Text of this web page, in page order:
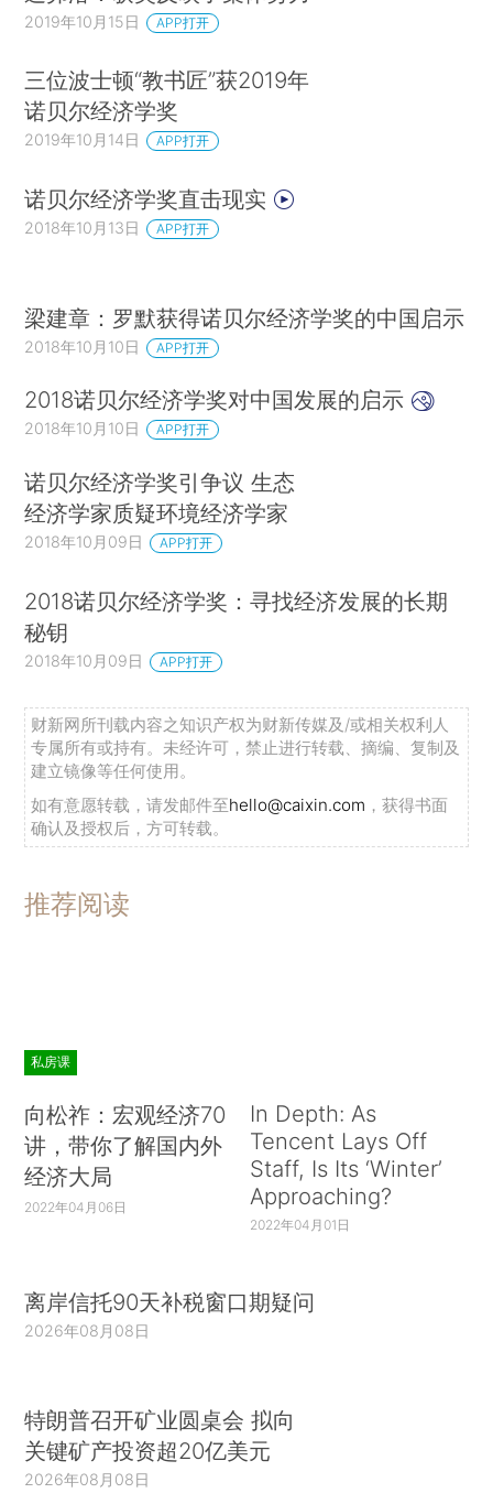
家的声誉。
7.约翰·凯恩斯（John Keynes，1946年去
世）。可以说是英国20世纪最著名的经济学家，他
对宏观经济理论（“凯恩斯经济学”）、经济周期、
他的专著《就业、利息和货币通论》（1936），巩
固了他作为有史以来最重要的经济学家之一的地
8.欧文·费雪（Irving Fisher，1947年去世）。
一位新古典经济学家，受到该领域众多巨擘的称
赞。费雪涉足许多经济领域，包括效用理论、一般
均衡、货币理论，以及利率理论及其在经济中的作
9.约瑟夫·熊彼特（Joseph Schumpeter，
1950年去世）。奥地利经济学家，因其1942年的
世。他最著名的思想是“创造性破坏”，更广泛地
说，是由创新推动的动态经济增长理论。
1957年去世）。匈牙利裔的通才，在许多领域做出
了重要贡献，他与奥斯卡·摩根斯特恩（Oskar
Morgenstern）合著的《博弈论与经济行为》
（1944），开创了博弈论领域。
世）。剑桥经济学家，其贡献包括《福利经济学》
社会学、政治学和哲学做出了重要贡献。1944年出
义”（substantivism）观点。
第二类是那些1969年还活着但直到过世也没能
获得诺贝尔经济学奖的经济学家，包括至少13名学
（Michal Kalecki），1970年获得诺贝尔经济学奖提
名，但同年4月去世。被认为是“芝加哥学派”创始人
Viner）、弗兰克·奈特（Frank Knight）和亨利·西蒙
斯（Henry Simons）也于1970年去世。而诺贝尔奖
不能授予去世的人。）
2019年10月15日 APP打开
三位波士顿“教书匠”获2019年
诺贝尔经济学奖
2019年10月14日 APP打开
诺贝尔经济学奖直击现实
2018年10月13日 APP打开
梁建章：罗默获得诺贝尔经济学奖的中国启示
2018年10月10日 APP打开
2018诺贝尔经济学奖对中国发展的启示
2018年10月10日 APP打开
诺贝尔经济学奖引争议 生态
经济学家质疑环境经济学家
2018年10月09日 APP打开
2018诺贝尔经济学奖：寻找经济发展的长期
秘钥
2018年10月09日 APP打开
财新网所刊载内容之知识产权为财新传媒及/或相关权利人
专属所有或持有。未经许可，禁止进行转载、摘编、复制及
建立镜像等任何使用。
如有意愿转载，请发邮件至hello@caixin.com ，获得书面
确认及授权后，方可转载。
推荐阅读
私房课
向松祚：宏观经济70
讲，带你了解国内外
经济大局
2022年04月06日
In Depth: As
Tencent Lays Off
Staff, Is Its ‘Winter’
Approaching?
2022年04月01日
离岸信托90天补税窗口期疑问
2026年08月08日
特朗普召开矿业圆桌会 拟向
关键矿产投资超20亿美元
2026年08月08日